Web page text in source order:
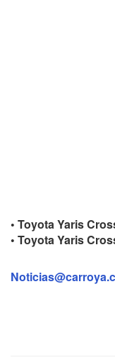
• Toyota Yaris
• Toyota Yaris